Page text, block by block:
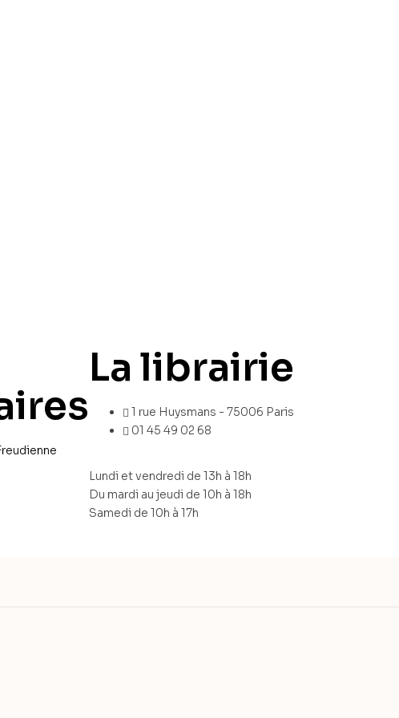
La librairie
1 rue Huysmans - 75006 Paris
01 45 49 02 68
Lundi et vendredi de 13h à 18h
Du mardi au jeudi de 10h à 18h
Samedi de 10h à 17h